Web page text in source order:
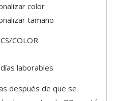
color
tamaño
COLOR
laborables
después de que se